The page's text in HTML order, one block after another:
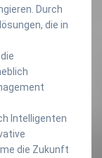
Durch
die in
Intelligenten
die Zukunft